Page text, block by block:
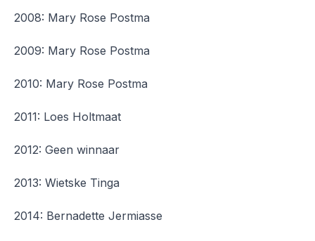
2008: Mary Rose Postma
2009: Mary Rose Postma
2010: Mary Rose Postma
2011: Loes Holtmaat
2012: Geen winnaar
2013: Wietske Tinga
2014: Bernadette Jermiasse